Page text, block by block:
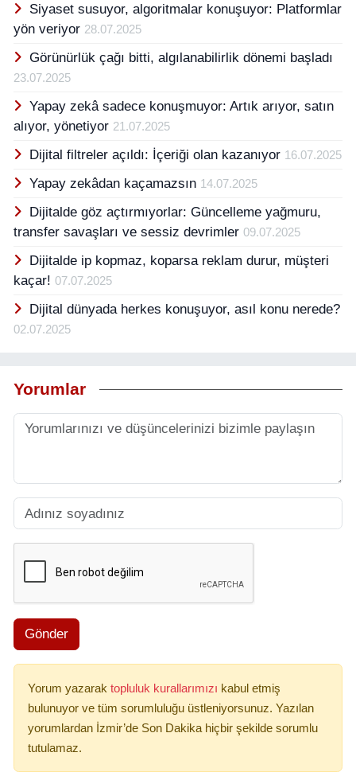
sektöründe politik, çevre ve ekonomi
konularında haberler hazırlamıştır. Sosyal
yaklaşımları ile öne çıkmaktadır.
Siyaset susuyor, algoritmalar konuşuyor: Platformlar
yön veriyor 28.07.2025
Görünürlük çağı bitti, algılanabilirlik dönemi başladı
23.07.2025
Yapay zekâ sadece konuşmuyor: Artık arıyor, satın
alıyor, yönetiyor 21.07.2025
Dijital filtreler açıldı: İçeriği olan kazanıyor 16.07.2025
Yapay zekâdan kaçamazsın 14.07.2025
Dijitalde göz açtırmıyorlar: Güncelleme yağmuru,
transfer savaşları ve sessiz devrimler 09.07.2025
Dijitalde ip kopmaz, koparsa reklam durur, müşteri
kaçar! 07.07.2025
Dijital dünyada herkes konuşuyor, asıl konu nerede?
02.07.2025
Yorumlar
Gönder
Yorum yazarak topluluk kurallarımızı kabul etmiş
bulunuyor ve tüm sorumluluğu üstleniyorsunuz. Yazılan
yorumlardan İzmir’de Son Dakika hiçbir şekilde sorumlu
tutulamaz.